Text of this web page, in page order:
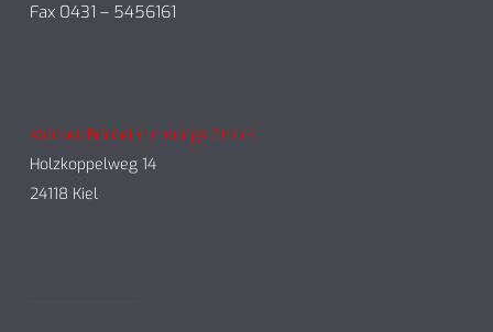
Fax 0431 – 5456161
stücker Büroeinrichtungs GmbH
Holzkoppelweg 14
24118 Kiel